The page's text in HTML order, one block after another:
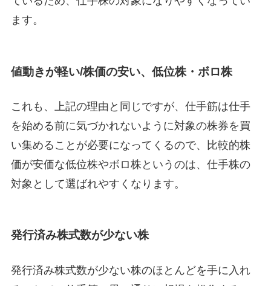
ます。
値動きが軽い/株価の安い、低位株・ボロ株
これも、上記の理由と同じですが、仕手筋は仕手
を始める前に気づかれないように対象の株券を買
い集めることが必要になってくるので、比較的株
価が安価な低位株やボロ株というのは、仕手株の
対象として選ばれやすくなります。
発行済み株式数が少ない株
発行済み株式数が少ない株のほとんどを手に入れ